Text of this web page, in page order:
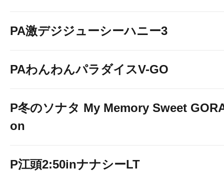
PA激デジジューシーハニー3
PAわんわんパラダイスV-GO
P冬のソナタ My Memory Sweet
on
P江頭2:50inナナシーLT